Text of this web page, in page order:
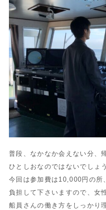
普段、なかなか会えない分、
ひとしおなのではないでしょ
今回は参加費は10,000円の所
負担して下さいますので、女
船員さんの働き方をしっかり